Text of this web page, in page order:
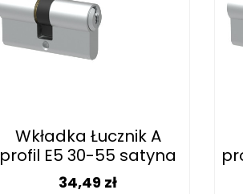
Wkładka Łucznik A
profil E5 30-55 satyna
Cena
34,49 zł